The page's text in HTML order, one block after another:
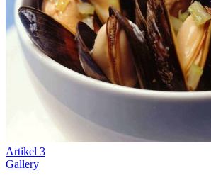
Artikel 3
Gallery